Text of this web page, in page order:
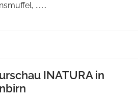
.......
INATURA in